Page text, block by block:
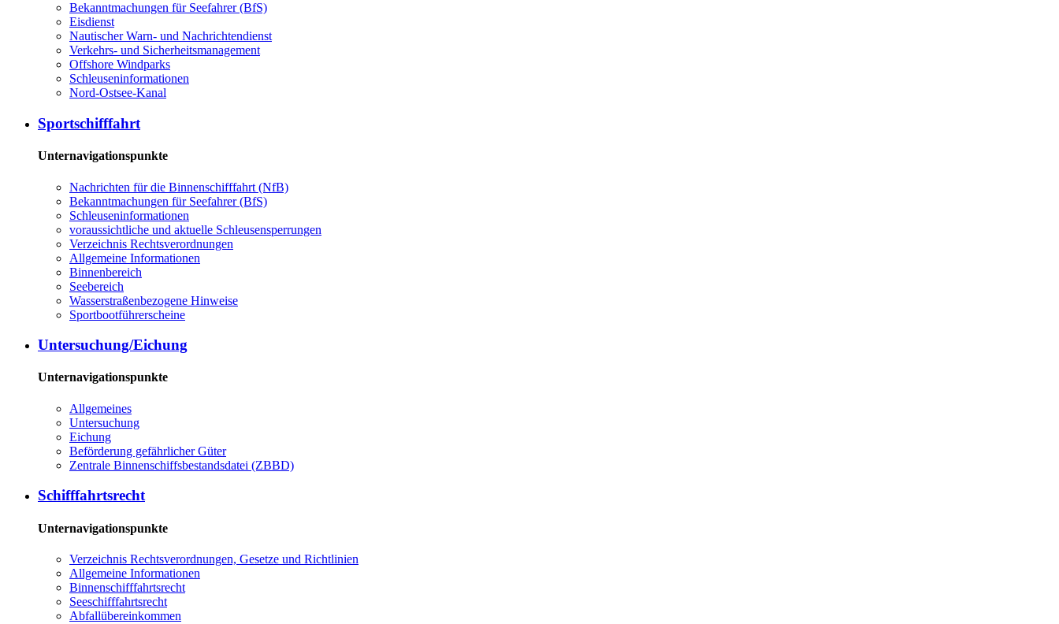
Be­kannt­ma­chun­gen für See­fah­rer (BfS)
Eis­dienst
Nau­ti­scher Warn-​ und Nach­rich­ten­dienst
Ver­kehrs-​ und Si­cher­heits­ma­na­ge­ment
Offs­ho­re Wind­parks
Schleu­sen­in­for­ma­tio­nen
Nord-​Ost­see-​Ka­nal
Sport­schiff­fahrt
Unternavigationspunkte
Nach­rich­ten für die Bin­nen­schiff­fahrt (NfB)
Be­kannt­ma­chun­gen für See­fah­rer (BfS)
Schleu­sen­in­for­ma­tio­nen
voraussichtliche und aktuelle Schleusensperrungen
Ver­zeich­nis Rechts­ver­ord­nun­gen
All­ge­mei­ne In­for­ma­tio­nen
Bin­nen­be­reich
See­be­reich
Was­ser­stra­ßen­be­zo­ge­ne Hin­wei­se
Sport­boot­füh­rer­schei­ne
Un­ter­su­chung/Ei­chung
Unternavigationspunkte
All­ge­mei­nes
Un­ter­su­chung
Ei­chung
Be­för­de­rung ge­fähr­li­cher Gü­ter
Zen­tra­le Bin­nen­schiffs­be­stands­da­tei (ZBBD)
Schiff­fahrts­recht
Unternavigationspunkte
Ver­zeich­nis Rechts­ver­ord­nun­gen, Ge­set­ze und Richt­li­ni­en
All­ge­mei­ne In­for­ma­tio­nen
Bin­nen­schiff­fahrts­recht
See­schiff­fahrts­recht
Ab­fall­über­ein­kom­men